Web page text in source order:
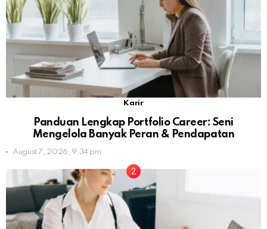
Karir
Panduan Lengkap Portfolio Career: Seni
Mengelola Banyak Peran & Pendapatan
August 7, 2026, 9:34 pm